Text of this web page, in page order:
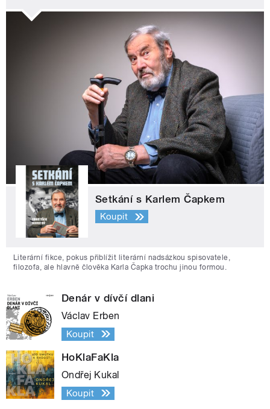
Setkání s Karlem Čapkem
Koupit
Literární fikce, pokus přiblížit literární nadsázkou spisovatele,
filozofa, ale hlavně člověka Karla Čapka trochu jinou formou.
Denár v dívčí dlani
Václav Erben
Koupit
HoKlaFaKla
Ondřej Kukal
Koupit